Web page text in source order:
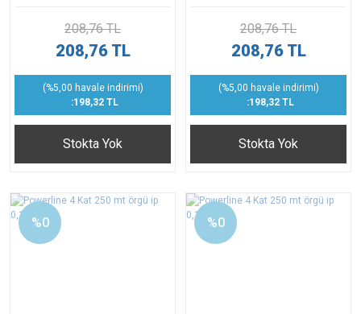
208,76 TL
208,76 TL
(%5,00 havale indirimi)
:198,32 TL
Stokta Yok
208,76 TL
208,76 TL
(%5,00 havale indirimi)
:198,32 TL
Stokta Yok
%0 %0